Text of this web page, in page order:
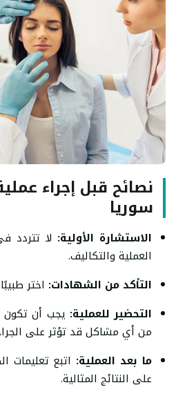
نصائح قبل إجراء
سوريا
الاستشارة الأولية: لا تتردد
العملية والتكاليف.
التأكد من الشهادات: اختر
التحضير للعملية: يجب أن تكون
من أي مشاكل قد تؤثر على
ما بعد العملية: اتبع تعليمات
على النتائج المثالية.